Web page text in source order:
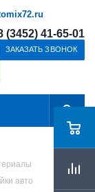
(3452) 41-65-01
ЗАКАЗАТЬ ЗВОНОК
авто